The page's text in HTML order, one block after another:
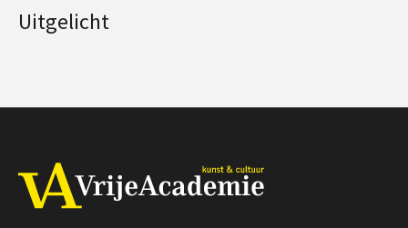
Uitgelicht